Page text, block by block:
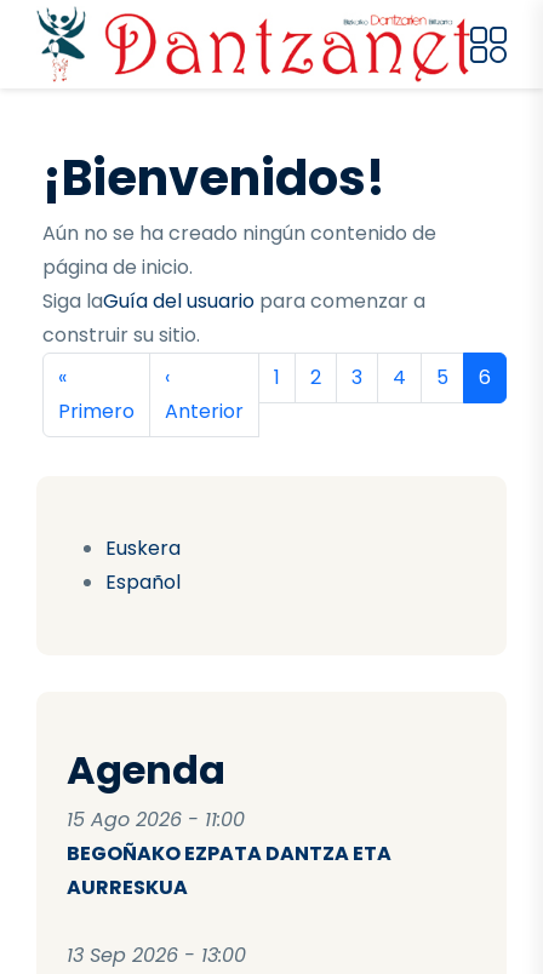
Pasar al contenido principal
Euskera
Español
Agenda
15 Ago 2026 - 11:00
BEGOÑAKO EZPATA DANTZA ETA
AURRESKUA
13 Sep 2026 - 13:00
¡Bienvenidos!
Aún no se ha creado ningún contenido de
página de inicio.
Siga laGuía del usuario para comenzar a
construir su sitio.
Paginación
Primera página
«
Primero
Página anterior
‹
Anterior
Página
1 Página
2 Página
3 Página
4 Página
5 6